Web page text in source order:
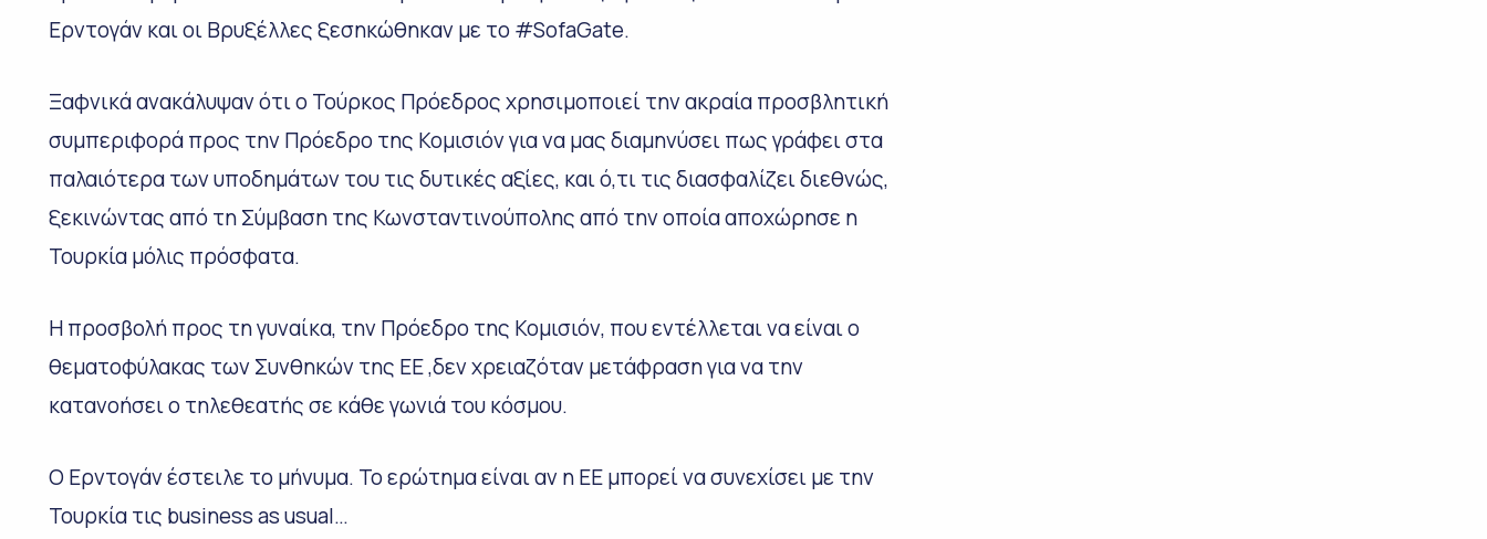
Ερντογάν και οι Βρυξέλλες ξεσηκώθηκαν με το #SofaGate.
Ξαφνικά ανακάλυψαν ότι ο Τούρκος Πρόεδρος χρησιμοποιεί την ακραία προσβλητική
συμπεριφορά προς την Πρόεδρο της Κομισιόν για να μας διαμηνύσει πως γράφει στα
παλαιότερα των υποδημάτων του τις δυτικές αξίες, και ό,τι τις διασφαλίζει διεθνώς,
ξεκινώντας από τη Σύμβαση της Κωνσταντινούπολης από την οποία αποχώρησε η
Τουρκία μόλις πρόσφατα.
Η προσβολή προς τη γυναίκα, την Πρόεδρο της Κομισιόν, που εντέλλεται να είναι ο
θεματοφύλακας των Συνθηκών της ΕΕ ,δεν χρειαζόταν μετάφραση για να την
κατανοήσει ο τηλεθεατής σε κάθε γωνιά του κόσμου.
Ο Ερντογάν έστειλε το μήνυμα. Το ερώτημα είναι αν η ΕΕ μπορεί να συνεχίσει με την
Τουρκία τις business as usual…